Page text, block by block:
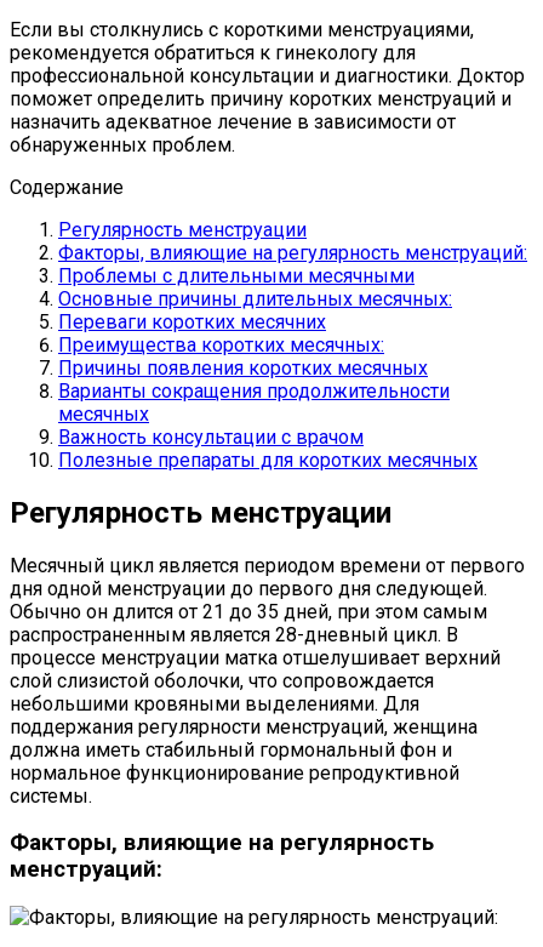
Если вы столкнулись с короткими менструациями,
рекомендуется обратиться к гинекологу для
профессиональной консультации и диагностики. Доктор
поможет определить причину коротких менструаций и
назначить адекватное лечение в зависимости от
обнаруженных проблем.
Содержание
Регулярность менструации
Факторы, влияющие на регулярность менструаций:
Проблемы с длительными месячными
Основные причины длительных месячных:
Переваги коротких месячних
Преимущества коротких месячных:
Причины появления коротких месячных
Варианты сокращения продолжительности
месячных
Важность консультации с врачом
Полезные препараты для коротких месячных
Регулярность менструации
Месячный цикл является периодом времени от первого
дня одной менструации до первого дня следующей.
Обычно он длится от 21 до 35 дней, при этом самым
распространенным является 28-дневный цикл. В
процессе менструации матка отшелушивает верхний
слой слизистой оболочки, что сопровождается
небольшими кровяными выделениями. Для
поддержания регулярности менструаций, женщина
должна иметь стабильный гормональный фон и
нормальное функционирование репродуктивной
системы.
Факторы, влияющие на регулярность
менструаций: